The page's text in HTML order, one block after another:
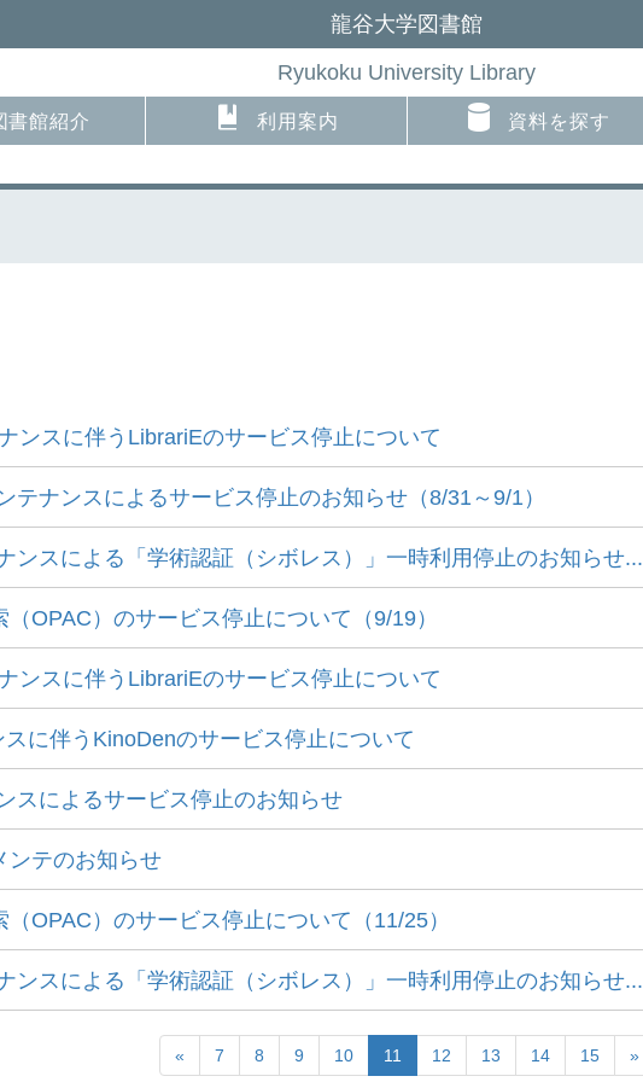
龍谷大学図書館
Ryukoku University Library
書館紹介 利用案内 資料を探す
ンスに伴うLibrariEのサービス停止について
テナンスによるサービス停止のお知らせ（8/31～9/1）
ンスによる「学術認証（シボレス）」一時利用停止のお知らせ...
OPAC）のサービス停止について（9/19）
ンスに伴うLibrariEのサービス停止について
に伴うKinoDenのサービス停止について
スによるサービス停止のお知らせ
ンテのお知らせ
OPAC）のサービス停止について（11/25）
ンスによる「学術認証（シボレス）」一時利用停止のお知らせ...
« 7 8 9 10 11 12 13 14 15 »